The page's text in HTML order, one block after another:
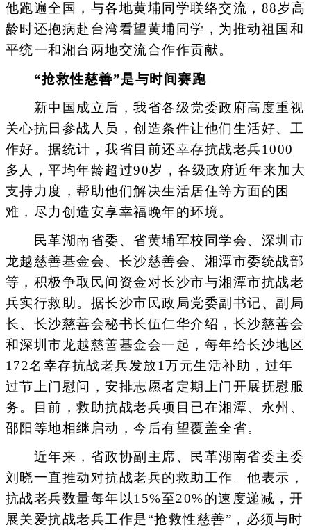
他跑遍全国，与各地黄埔同学联络交流，88岁高
龄时还抱病赴台湾看望黄埔同学，为推动祖国和
平统一和湘台两地交流合作作贡献。
“抢救性慈善”是与时间赛跑
新中国成立后，我省各级党委政府高度重视
关心抗日参战人员，创造条件让他们生活好、工
作好。据统计，我省目前还幸存抗战老兵1000
多人，平均年龄超过90岁，各级政府近年来加大
支持力度，帮助他们解决生活居住等方面的困
难，尽力创造安享幸福晚年的环境。
民革湖南省委、省黄埔军校同学会、深圳市
龙越慈善基金会、长沙慈善会、湘潭市委统战部
等，积极争取民间资金对长沙市与湘潭市抗战老
兵实行救助。据长沙市民政局党委副书记、副局
长、长沙慈善会秘书长伍仁华介绍，长沙慈善会
和深圳市龙越慈善基金会一起，每年给长沙地区
172名幸存抗战老兵发放1万元生活补助，过年
过节上门慰问，安排志愿者定期上门开展抚慰服
务。目前，救助抗战老兵项目已在湘潭、永州、
邵阳等地相继启动，今后有望覆盖全省。
近年来，省政协副主席、民革湖南省委主委
刘晓一直推动对抗战老兵的救助工作。他表示，
抗战老兵数量每年以15%至20%的速度递减，开
展关爱抗战老兵工作是“抢救性慈善”，必须与时